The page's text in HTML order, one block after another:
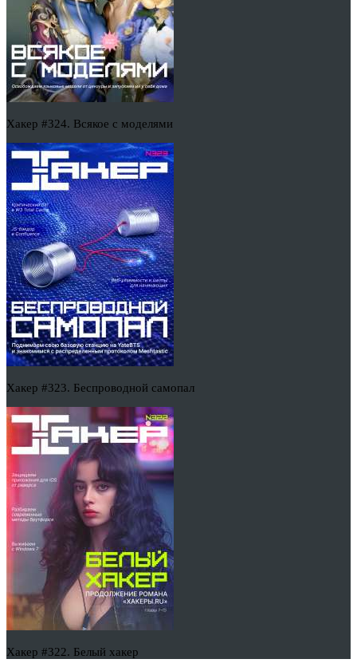
Хакер #324. Всякое с моделями
Хакер #323. Беспроводной самопал
Хакер #322. Белый хакер